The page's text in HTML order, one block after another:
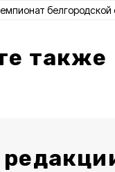
белгородской
также